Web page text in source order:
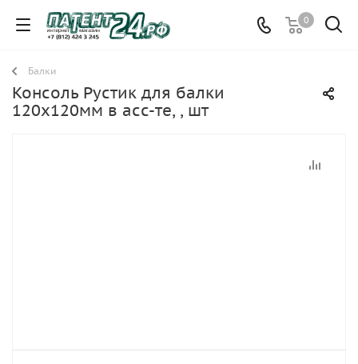
0
Балки
Консоль Рустик для балки
120х120мм в асс-те, , шт